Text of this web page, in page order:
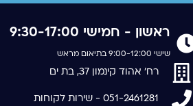
ראשון - חמישי 9:30-17:00
שישי 9:00-12:00 בתיאום מראש
רח' אהוד קינמון 37, בת ים
051-2461281 - שירות לקוחות